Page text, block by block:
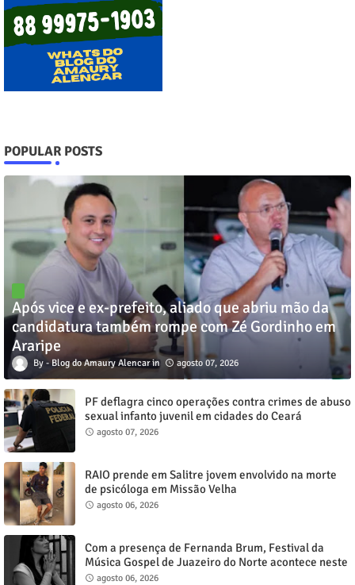
POPULAR POSTS
Após vice e ex-prefeito, aliado que abriu mão da
candidatura também rompe com Zé Gordinho em
Araripe
Blog do Amaury Alencar agosto 07, 2026
PF deflagra cinco operações contra crimes de abuso
sexual infanto juvenil em cidades do Ceará
agosto 07, 2026
RAIO prende em Salitre jovem envolvido na morte
de psicóloga em Missão Velha
agosto 06, 2026
Com a presença de Fernanda Brum, Festival da
Música Gospel de Juazeiro do Norte acontece neste
sábado, 8
agosto 06, 2026